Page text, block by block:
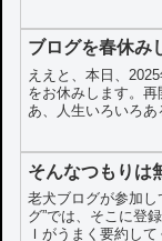
ブログを春休み
ええと、本日、
をお休みします。
あ、人生いろいろあ
そんなつもりは
老犬ブログが参加し
グ”では、そこに登
Ｉがうまく要約し